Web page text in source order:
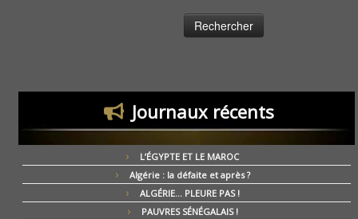
Journaux récents
L’ÉGYPTE ET LE MAROC
Algérie : la défaite et après ?
ALGÉRIE… PLEURE PAS !
PAUVRES SÉNÉGALAIS !